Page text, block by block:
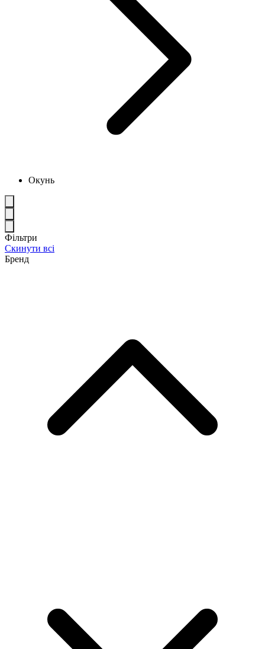
Окунь
Фільтри
Скинути всі
Бренд